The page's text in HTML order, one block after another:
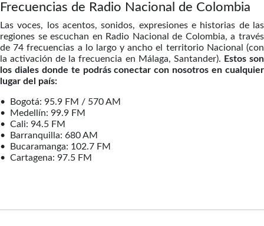
Frecuencias de Radio Nacional de Colombia
Las voces, los acentos, sonidos, expresiones e historias de las
regiones se escuchan en Radio Nacional de Colombia, a través
de 74 frecuencias a lo largo y ancho el territorio Nacional (con
la activación de la frecuencia en Málaga, Santander). Estos son
los diales donde te podrás conectar con nosotros en cualquier
lugar del país:
• Bogotá: 95.9 FM / 570 AM
• Medellín: 99.9 FM
• Cali: 94.5 FM
• Barranquilla: 680 AM
• Bucaramanga: 102.7 FM
• Cartagena: 97.5 FM